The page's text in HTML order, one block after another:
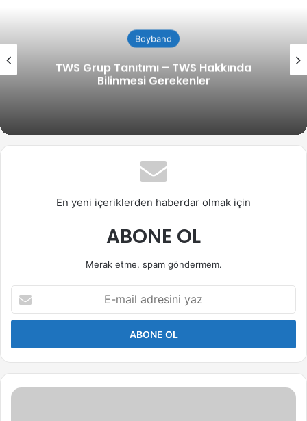
Boyband
TWS Grup Tanıtımı – TWS Hakkında
Bilinmesi Gerekenler
En yeni içeriklerden haberdar olmak için
ABONE OL
Merak etme, spam göndermem.
mail
adresini
Jooyeon